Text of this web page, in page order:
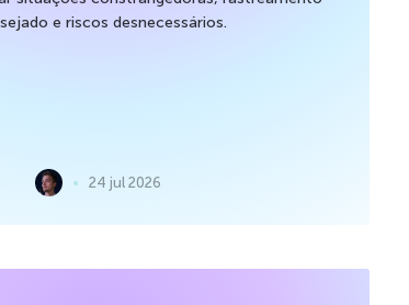
e riscos desnecessários.
24 jul 2026